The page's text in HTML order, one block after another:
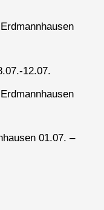
12.07.
01.07. –